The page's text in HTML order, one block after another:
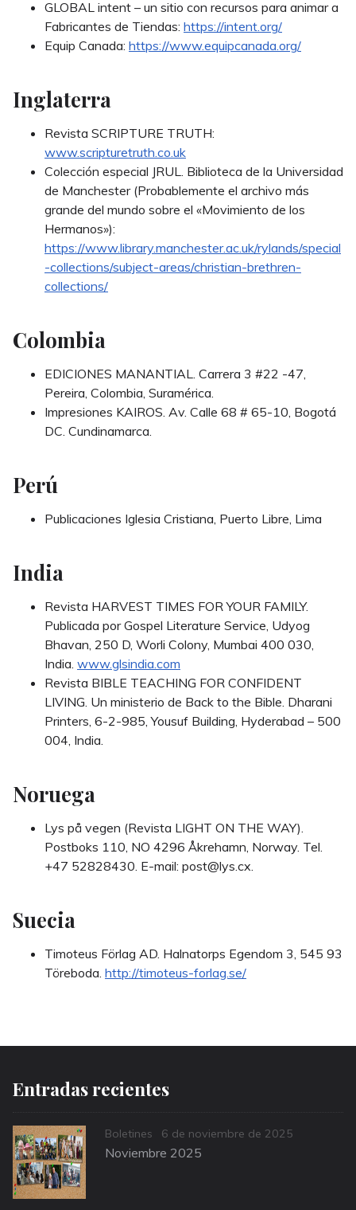
GLOBAL intent – un sitio con recursos para animar a
Fabricantes de Tiendas: https://intent.org/
Equip Canada: https://www.equipcanada.org/
Inglaterra
Revista SCRIPTURE TRUTH:
www.scripturetruth.co.uk
Colección especial JRUL. Biblioteca de la Universidad
de Manchester (Probablemente el archivo más
grande del mundo sobre el «Movimiento de los
Hermanos»):
https://www.library.manchester.ac.uk/rylands/special
-collections/subject-areas/christian-brethren-
collections/
Colombia
EDICIONES MANANTIAL. Carrera 3 #22 -47,
Pereira, Colombia, Suramérica.
Impresiones KAIROS. Av. Calle 68 # 65-10, Bogotá
DC. Cundinamarca.
Perú
Publicaciones Iglesia Cristiana, Puerto Libre, Lima
India
Revista HARVEST TIMES FOR YOUR FAMILY.
Publicada por Gospel Literature Service, Udyog
Bhavan, 250 D, Worli Colony, Mumbai 400 030,
India. www.glsindia.com
Revista BIBLE TEACHING FOR CONFIDENT
LIVING. Un ministerio de Back to the Bible. Dharani
Printers, 6-2-985, Yousuf Building, Hyderabad – 500
004, India.
Noruega
Lys på vegen (Revista LIGHT ON THE WAY).
Postboks 110, NO 4296 Åkrehamn, Norway. Tel.
+47 52828430. E-mail: post@lys.cx.
Suecia
Timoteus Förlag AD. Halnatorps Egendom 3, 545 93
Töreboda. http://timoteus-forlag.se/
Entradas recientes
Categories
Boletines
Posted
on
6 de noviembre de 2025
Noviembre 2025